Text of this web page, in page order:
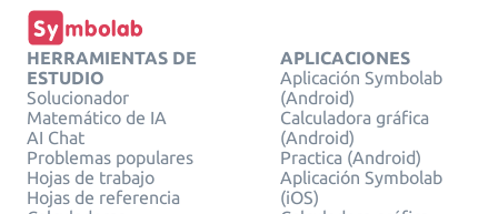
HERRAMIENTAS DE
ESTUDIO
Solucionador
Matemático de IA
AI Chat
Problemas populares
Hojas de trabajo
Hojas de referencia
APLICACIONES
Aplicación Symbolab
(Android)
Calculadora gráfica
(Android)
Practica (Android)
Aplicación Symbolab
(iOS)